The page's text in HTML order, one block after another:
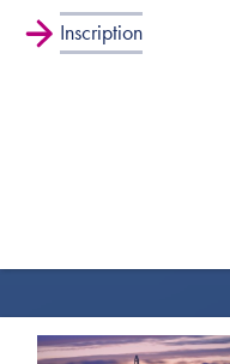
Inscription